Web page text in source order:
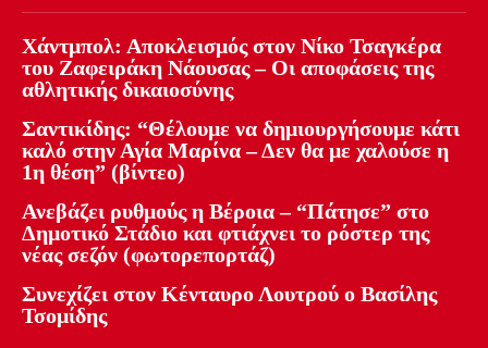
Χάντμπολ: Αποκλεισμός στον Νίκο Τσαγκέρα
του Ζαφειράκη Νάουσας – Οι αποφάσεις της
αθλητικής δικαιοσύνης
Σαντικίδης: “Θέλουμε να δημιουργήσουμε κάτι
καλό στην Αγία Μαρίνα – Δεν θα με χαλούσε η
1η θέση” (βίντεο)
Ανεβάζει ρυθμούς η Βέροια – “Πάτησε” στο
Δημοτικό Στάδιο και φτιάχνει το ρόστερ της
νέας σεζόν (φωτορεπορτάζ)
Συνεχίζει στον Κένταυρο Λουτρού ο Βασίλης
Τσομίδης